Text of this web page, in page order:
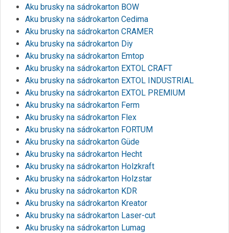
Aku brusky na sádrokarton BOW
Aku brusky na sádrokarton Cedima
Aku brusky na sádrokarton CRAMER
Aku brusky na sádrokarton Diy
Aku brusky na sádrokarton Emtop
Aku brusky na sádrokarton EXTOL CRAFT
Aku brusky na sádrokarton EXTOL INDUSTRIAL
Aku brusky na sádrokarton EXTOL PREMIUM
Aku brusky na sádrokarton Ferm
Aku brusky na sádrokarton Flex
Aku brusky na sádrokarton FORTUM
Aku brusky na sádrokarton Güde
Aku brusky na sádrokarton Hecht
Aku brusky na sádrokarton Holzkraft
Aku brusky na sádrokarton Holzstar
Aku brusky na sádrokarton KDR
Aku brusky na sádrokarton Kreator
Aku brusky na sádrokarton Laser-cut
Aku brusky na sádrokarton Lumag